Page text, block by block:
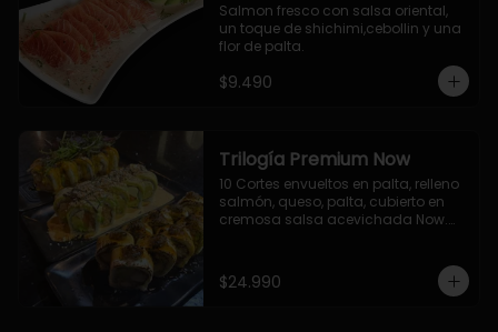
Salmon fresco con salsa oriental,
un toque de shichimi,cebollin y una
flor de palta.
$9.490
Trilogía Premium Now
10 Cortes envueltos en palta, relleno
salmón, queso, palta, cubierto en
cremosa salsa acevichada Now.
palta, cubierto con topping de
chimichurri de la casa flambeado.
$24.990